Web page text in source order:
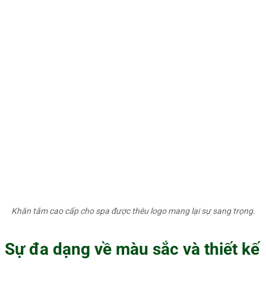
Khăn tắm cao cấp cho spa được thêu logo mang lại sự sang trọng.
Sự đa dạng về màu sắc và thiết kế